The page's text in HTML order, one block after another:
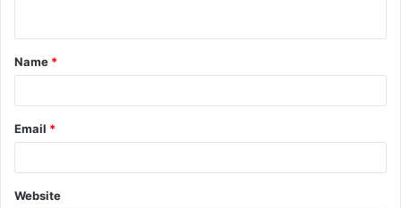
t
*
Name *
Email *
Website